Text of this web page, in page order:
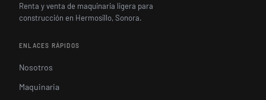
Renta y venta de maquinaria ligera para
construcción en Hermosillo, Sonora.
ENLACES RÁPIDOS
Nosotros
Maquinaria